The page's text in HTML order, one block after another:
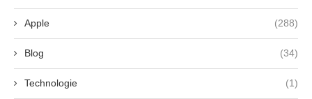
Apple (288)
Blog (34)
Technologie (1)